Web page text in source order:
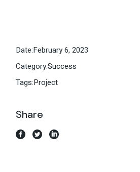
Date:February 6, 2023
Category:Success
Tags:Project
Share